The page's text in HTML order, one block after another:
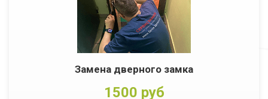
Замена дверного замка
1500 руб